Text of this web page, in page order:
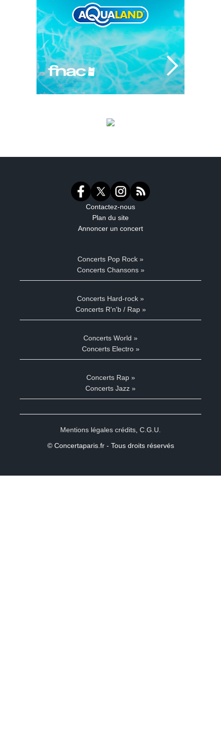
Contactez-nous
Plan du site
Annoncer un concert
Concerts Pop Rock »
Concerts Chansons »
Concerts Hard-rock »
Concerts R'n'b / Rap »
Concerts World »
Concerts Electro »
Concerts Rap »
Concerts Jazz »
Mentions légales crédits, C.G.U.
© Concertaparis.fr - Tous droits réservés